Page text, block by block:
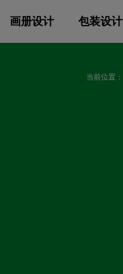
画册设计 包装设计
当前位置：